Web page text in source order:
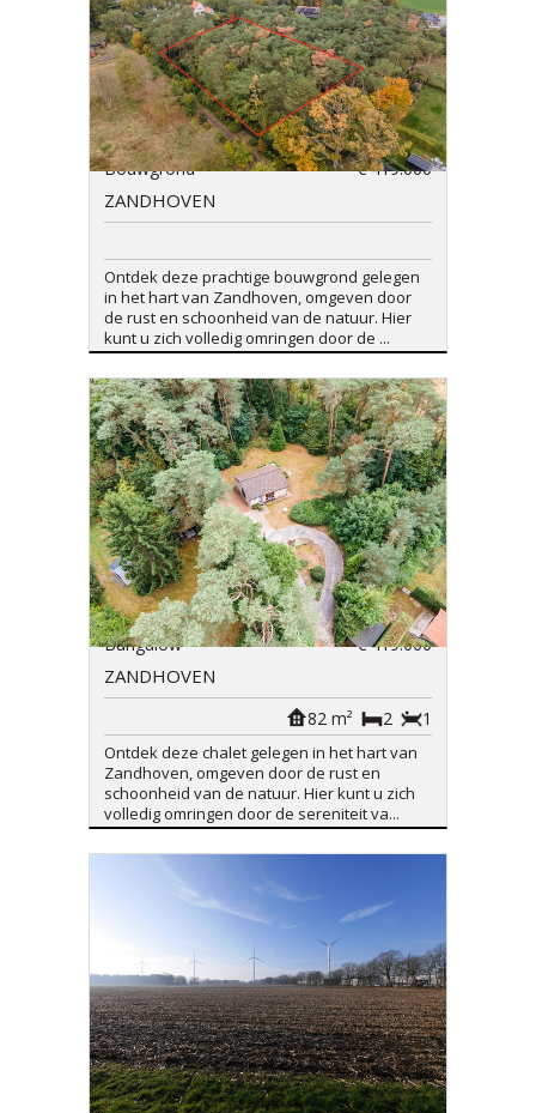
Bouwgrond € 419.000
ZANDHOVEN
Ontdek deze prachtige bouwgrond gelegen
in het hart van Zandhoven, omgeven door
de rust en schoonheid van de natuur. Hier
kunt u zich volledig omringen door de ...
Bungalow € 419.000
ZANDHOVEN
1
2
82 m²
Ontdek deze chalet gelegen in het hart van
Zandhoven, omgeven door de rust en
schoonheid van de natuur. Hier kunt u zich
volledig omringen door de sereniteit va...